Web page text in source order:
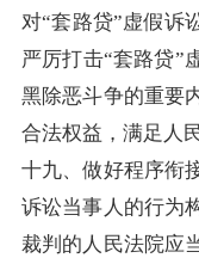
对“套路贷”虚假诉
严厉打击“套路贷”
黑除恶斗争的重要
合法权益，满足人
十九、做好程序衔
诉讼当事人的行为
裁判的人民法院应